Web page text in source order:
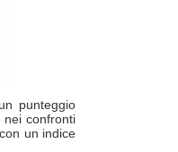
punteggio
nei confronti
un indice